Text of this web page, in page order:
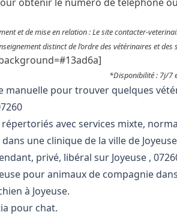
et de mise en relation : Le site contacter-
distinct de l’ordre des vétérinaires et
*Disponibilité : 7j/7
manuelle pour trouver quelques
avec services mixte,
une clinique de la ville de
privé, libéral sur Joyeuse ,
pour animaux de compagnie
à Joyeuse.
pour chat.